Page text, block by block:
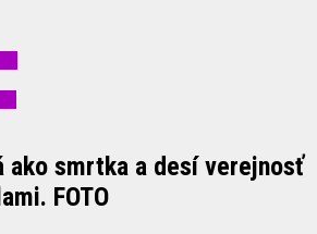
ako smrtka a desí verejnosť
FOTO